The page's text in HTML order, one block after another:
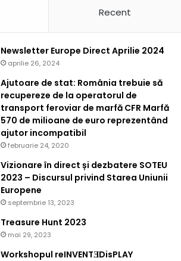
Recent
Newsletter Europe Direct Aprilie 2024
aprilie 26, 2024
Ajutoare de stat: România trebuie să
recupereze de la operatorul de
transport feroviar de marfă CFR Marfă
570 de milioane de euro reprezentând
ajutor incompatibil
februarie 24, 2020
Vizionare în direct și dezbatere SOTEU
2023 – Discursul privind Starea Uniunii
Europene
septembrie 13, 2023
Treasure Hunt 2023
mai 29, 2023
Workshopul reINVENTƎDisPLAY